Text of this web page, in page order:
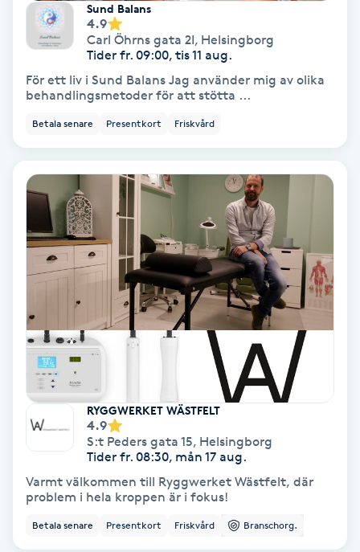
Svettbehandling
Tuina-massage
Tandblekning
Tandläkare
Tatuering
Tatueringsborttagning
Terapi
Thaimassage
Toning
Torr hårbotten
Sund Balans
4.9
Carl Öhrns gata 2I, Helsingborg
Tider fr. 09:00, tis 11 aug.
För ett liv i Sund Balans Jag använder mig av olika
behandlingsmetoder för att stötta ...
Betala senare Presentkort Friskvård
RYGGWERKET WÄSTFELT
4.9
S:t Peders gata 15, Helsingborg
Tider fr. 08:30, mån 17 aug.
Varmt välkommen till Ryggwerket Wästfelt, där
problem i hela kroppen är i fokus!
Betala senare Presentkort Friskvård Branschorg.